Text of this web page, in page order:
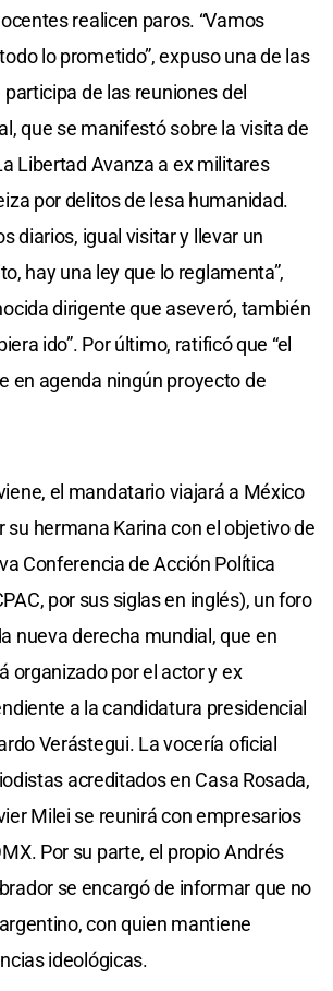
realicen paros. “Vamos
lo prometido”, expuso una de las
de las reuniones del
que se manifestó sobre la visita de
Libertad Avanza a ex militares
por delitos de lesa humanidad.
diarios, igual visitar y llevar un
hay una ley que lo reglamenta”,
dirigente que aseveró, también
ido”. Por último, ratificó que “el
en agenda ningún proyecto de
el mandatario viajará a México
su hermana Karina con el objetivo de
Conferencia de Acción Política
por sus siglas en inglés), un foro
nueva derecha mundial, que en
organizado por el actor y ex
a la candidatura presidencial
Verástegui. La vocería oficial
acreditados en Casa Rosada,
Milei se reunirá con empresarios
Por su parte, el propio Andrés
se encargó de informar que no
con quien mantiene
ideológicas.